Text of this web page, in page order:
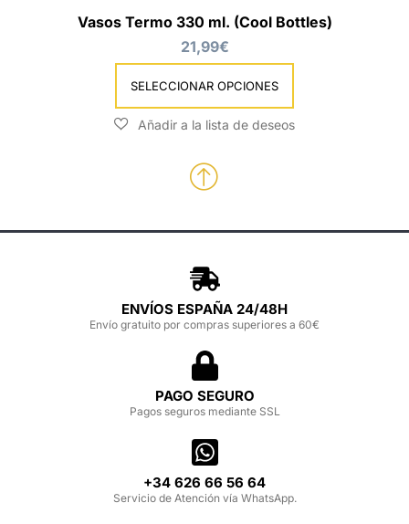
Vasos Termo 330 ml. (Cool Bottles)
21,99€
SELECCIONAR OPCIONES
ENVÍOS ESPAÑA 24/48H
Envío gratuito por compras superiores a 60€
PAGO SEGURO
Pagos seguros mediante SSL
‪+34 626 66 56 64‬
Servicio de Atención vía WhatsApp.